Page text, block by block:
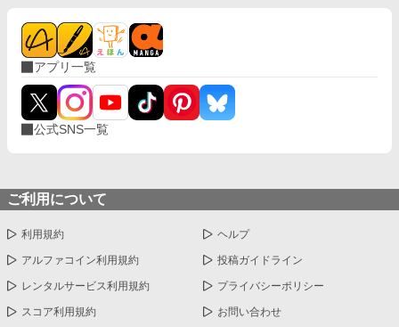
アプリ一覧
公式SNS一覧
ご利用について
利用規約 ヘルプ
アルファコイン利用規約 投稿ガイドライン
レンタルサービス利用規約 プライバシーポリシー
スコア利用規約 お問い合わせ